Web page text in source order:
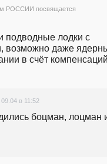
РОССИИ посвящается
подводные лодки с
возможно даже
в счёт
09.04 в 11:52
боцман, лоцман